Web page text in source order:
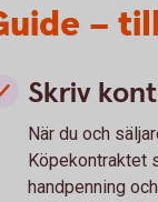
–
Skriv
När du och
Köpekontraktet
handpenning